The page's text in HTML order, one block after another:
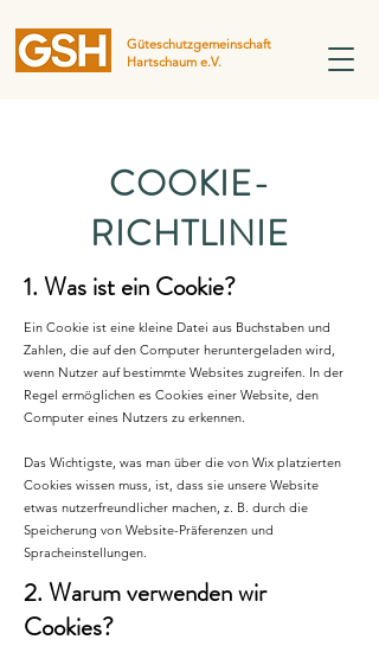
Güteschutzgemeinschaft
Hartschaum e.V.
COOKIE-
RICHTLINIE
1. Was ist ein Cookie?
Ein Cookie ist eine kleine Datei aus Buchstaben und
Zahlen, die auf den Computer heruntergeladen wird,
wenn Nutzer auf bestimmte Websites zugreifen. In der
Regel ermöglichen es Cookies einer Website, den
Computer eines Nutzers zu erkennen.
Das Wichtigste, was man über die von Wix platzierten
Cookies wissen muss, ist, dass sie unsere Website
etwas nutzerfreundlicher machen, z. B. durch die
Speicherung von Website-Präferenzen und
Spracheinstellungen.
2. Warum verwenden wir
Cookies?